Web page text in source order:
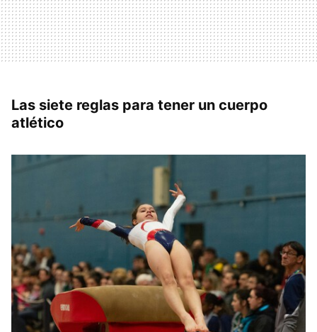
Las siete reglas para tener un cuerpo
atlético